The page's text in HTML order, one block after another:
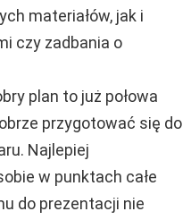
materiałów, jak i
czy zadbania o
plan to już połowa
przygotować się do
Najlepiej
w punktach całe
do prezentacji nie